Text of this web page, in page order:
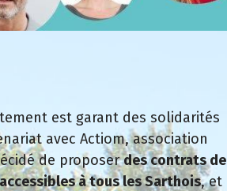
est garant des solidarités
avec Actiom, association
de proposerdes contrats de
à tous les Sarthois, et